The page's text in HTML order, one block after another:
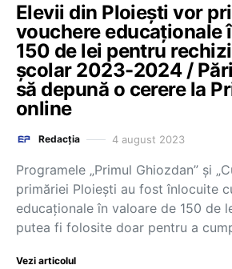
Elevii din Ploiești vor
vouchere educaționale
150 de lei pentru
școlar 2023-2024 /
să depună o cerere la
online
Redacția 4 august 2023
Programele „Primul Ghiozdan” şi
primăriei Ploiești au fost înlocuite
educaționale în valoare de 150 de
putea fi folosite doar pentru a
Vezi articolul